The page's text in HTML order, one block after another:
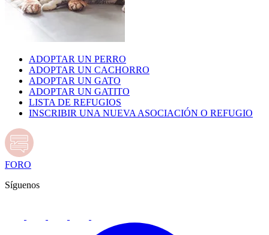
ADOPTAR UN PERRO
ADOPTAR UN CACHORRO
ADOPTAR UN GATO
ADOPTAR UN GATITO
LISTA DE REFUGIOS
INSCRIBIR UNA NUEVA ASOCIACIÓN O REFUGIO
FORO
Síguenos